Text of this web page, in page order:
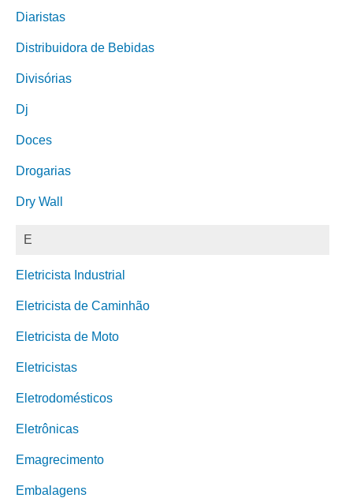
Diaristas
Distribuidora de Bebidas
Divisórias
Dj
Doces
Drogarias
Dry Wall
E
Eletricista Industrial
Eletricista de Caminhão
Eletricista de Moto
Eletricistas
Eletrodomésticos
Eletrônicas
Emagrecimento
Embalagens